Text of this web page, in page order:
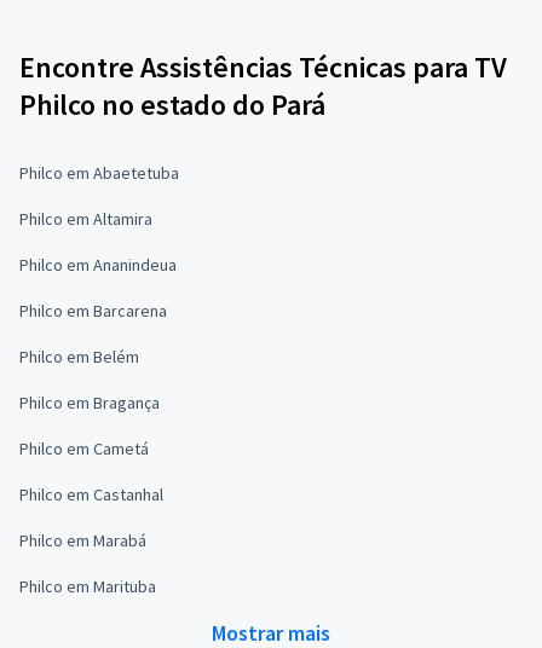
Encontre Assistências Técnicas para TV
Philco no estado do Pará
Philco em Abaetetuba
Philco em Altamira
Philco em Ananindeua
Philco em Barcarena
Philco em Belém
Philco em Bragança
Philco em Cametá
Philco em Castanhal
Philco em Marabá
Philco em Marituba
Mostrar mais